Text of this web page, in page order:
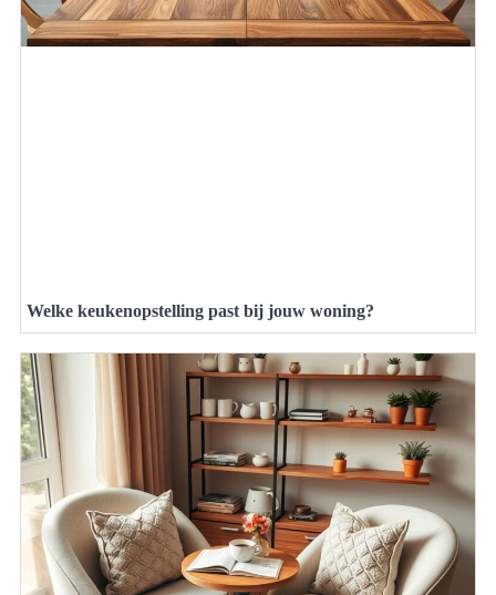
Welke keukenopstelling past bij jouw woning?